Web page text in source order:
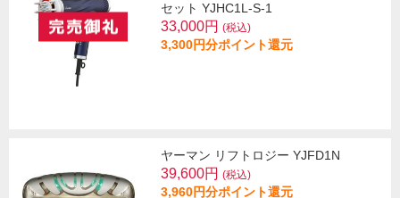
セット YJHC1L-S-1
33,000円 (税込)
3,300円分ポイント還元
ヤーマン リフトロジー YJFD1N
39,600円 (税込)
3,960円分ポイント還元